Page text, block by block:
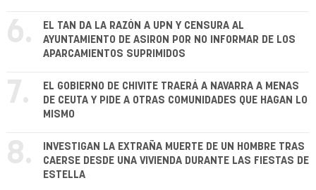
6.
EL TAN DA LA RAZÓN A UPN Y CENSURA AL
AYUNTAMIENTO DE ASIRON POR NO INFORMAR DE LOS
APARCAMIENTOS SUPRIMIDOS
7.
EL GOBIERNO DE CHIVITE TRAERÁ A NAVARRA A MENAS
DE CEUTA Y PIDE A OTRAS COMUNIDADES QUE HAGAN LO
MISMO
8.
INVESTIGAN LA EXTRAÑA MUERTE DE UN HOMBRE TRAS
CAERSE DESDE UNA VIVIENDA DURANTE LAS FIESTAS DE
ESTELLA